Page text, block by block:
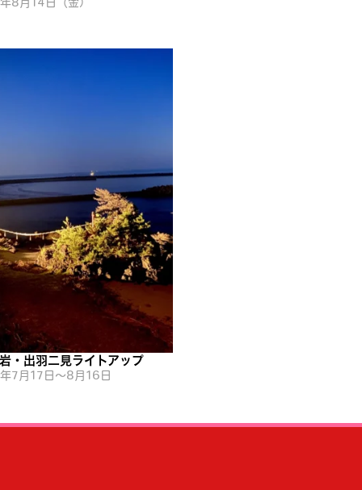
8月14日（金）
・出羽二見ライトアップ
7月17日～8月16日